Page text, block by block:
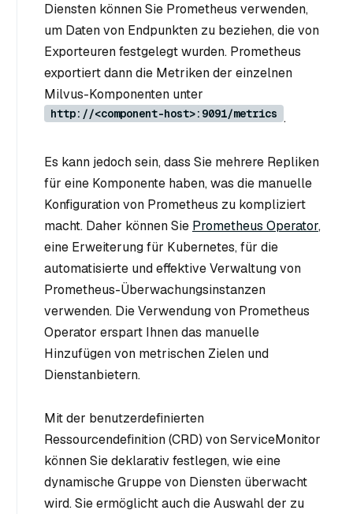
Diensten können Sie Prometheus verwenden,
um Daten von Endpunkten zu beziehen, die von
Exporteuren festgelegt wurden. Prometheus
exportiert dann die Metriken der einzelnen
Milvus-Komponenten unter
http://<component-host>:9091/metrics .
Es kann jedoch sein, dass Sie mehrere Repliken
für eine Komponente haben, was die manuelle
Konfiguration von Prometheus zu kompliziert
macht. Daher können Sie Prometheus Operator,
eine Erweiterung für Kubernetes, für die
automatisierte und effektive Verwaltung von
Prometheus-Überwachungsinstanzen
verwenden. Die Verwendung von Prometheus
Operator erspart Ihnen das manuelle
Hinzufügen von metrischen Zielen und
Dienstanbietern.
Mit der benutzerdefinierten
Ressourcendefinition (CRD) von ServiceMonitor
können Sie deklarativ festlegen, wie eine
dynamische Gruppe von Diensten überwacht
wird. Sie ermöglicht auch die Auswahl der zu